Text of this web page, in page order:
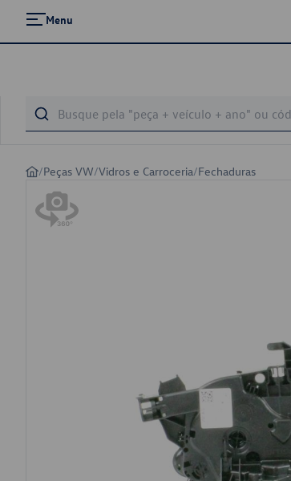
Menu
/Peças VW/Vidros e Carroceria/Fechaduras